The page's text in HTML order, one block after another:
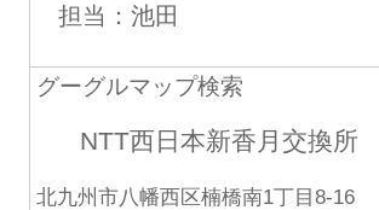
担当：池田
グーグルマップ検索
NTT西日本新香月交換所
北九州市八幡西区楠橋南1丁目8-16